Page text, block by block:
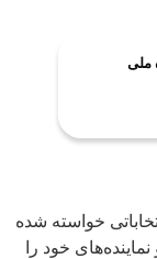
ملی
خواسته شده
خود را